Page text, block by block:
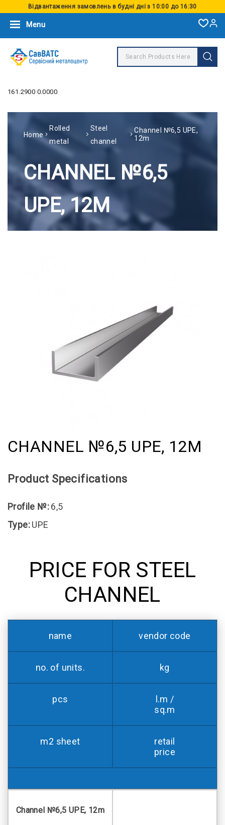
Відвантаження замовлень в будні дні з 10:00 до 16:30
Menu
161.2900 0.0000
Home
Rolled
metal
Steel
channel
Channel №6,5 UPE,
12m
CHANNEL №6,5
UPE, 12M
CHANNEL №6,5 UPE, 12M
Product Specifications
Profile №:6,5
Type:UPE
PRICE FOR STEEL
CHANNEL
name vendor code
no. of units. kg
pcs
l.m /
sq.m
m2 sheet
retail
price
Channel №6,5 UPE, 12m